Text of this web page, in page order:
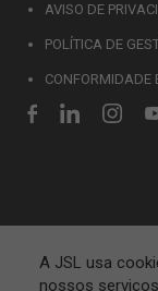
A JSL usa
nossos
AVISO DE
POLÍTICA DE
CONFORMIDADE